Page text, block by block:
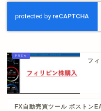
フ
FX自動売買ツール ボストン